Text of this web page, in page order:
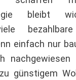
bleibt
bezahlbare
einfach nur
günstigem